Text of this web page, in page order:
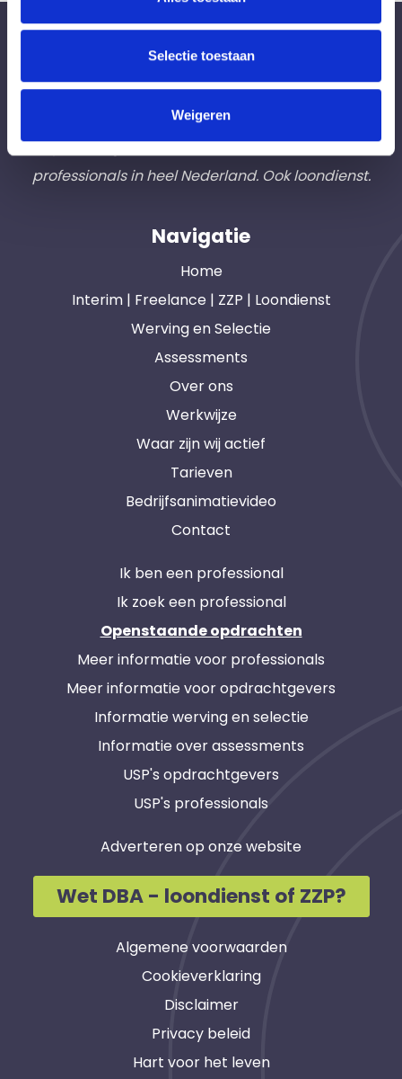
Selectie toestaan
Weigeren
Bureau Ad Interim ®
Professionals likeFrintzz
Hét interim bemiddelingsbureau voor
opdrachtgevers en interim, freelance en ZZP
professionals in heel Nederland. Ook loondienst.
Navigatie
Home
Interim | Freelance | ZZP | Loondienst
Werving en Selectie
Assessments
Over ons
Werkwijze
Waar zijn wij actief
Tarieven
Bedrijfsanimatievideo
Contact
Ik ben een professional
Ik zoek een professional
Openstaande opdrachten
Meer informatie voor professionals
Meer informatie voor opdrachtgevers
Informatie werving en selectie
Informatie over assessments
USP's opdrachtgevers
USP's professionals
Adverteren op onze website
Wet DBA - loondienst of ZZP?
Algemene voorwaarden
Cookieverklaring
Disclaimer
Privacy beleid
Hart voor het leven